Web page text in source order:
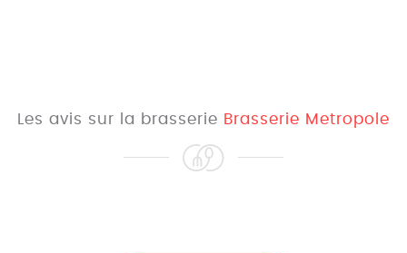
Les avis sur la brasserie Brasserie Metropole